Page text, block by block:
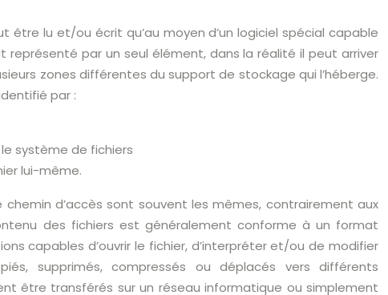
être lu et/ou écrit qu’au moyen d’un logiciel spécial capable
représenté par un seul élément, dans la réalité il peut arriver
zones différentes du support de stockage qui l’héberge.
par :
système de fichiers
lui-même.
d’accès sont souvent les mêmes, contrairement aux
des fichiers est généralement conforme à un format
capables d’ouvrir le fichier, d’interpréter et/ou de modifier
supprimés, compressés ou déplacés vers différents
être transférés sur un réseau informatique ou simplement